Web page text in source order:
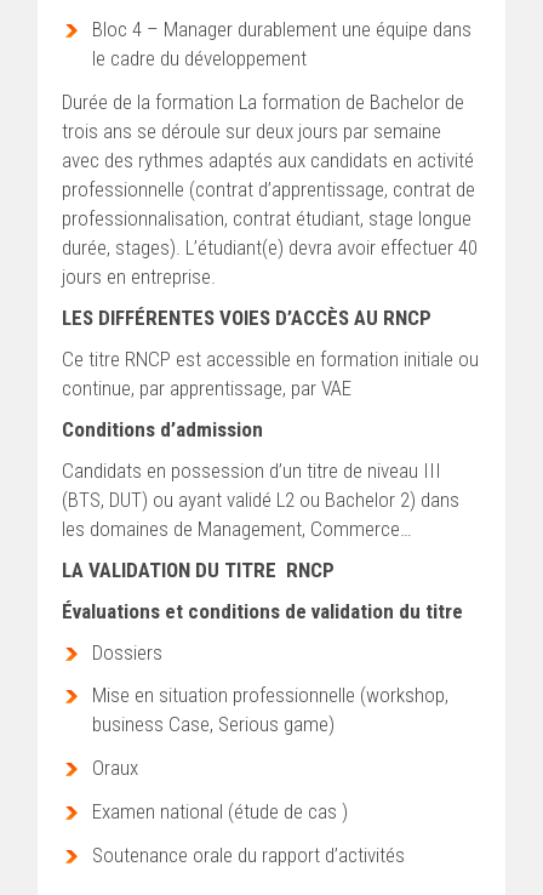
Bloc 4 – Manager durablement une équipe dans
le cadre du développement
Durée de la formation La formation de Bachelor de
trois ans se déroule sur deux jours par semaine
avec des rythmes adaptés aux candidats en activité
professionnelle (contrat d’apprentissage, contrat de
professionnalisation, contrat étudiant, stage longue
durée, stages). L’étudiant(e) devra avoir effectuer 40
jours en entreprise.
LES DIFFÉRENTES VOIES D’ACCÈS AU RNCP
Ce titre RNCP est accessible en formation initiale ou
continue, par apprentissage, par VAE
Conditions d’admission
Candidats en possession d’un titre de niveau III
(BTS, DUT) ou ayant validé L2 ou Bachelor 2) dans
les domaines de Management, Commerce…
LA VALIDATION DU TITRE RNCP
Évaluations et conditions de validation du titre
Dossiers
Mise en situation professionnelle (workshop,
business Case, Serious game)
Oraux
Examen national (étude de cas )
Soutenance orale du rapport d’activités